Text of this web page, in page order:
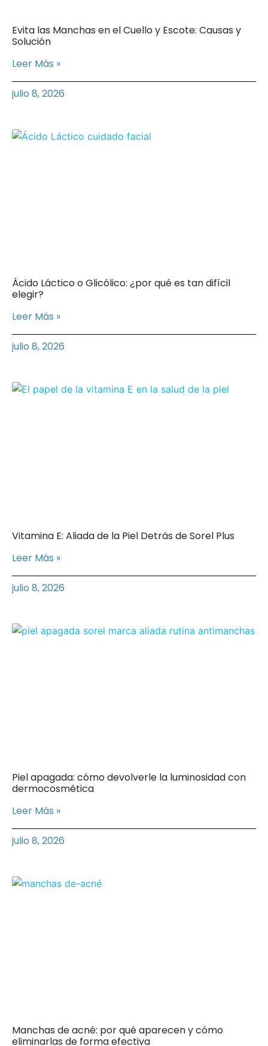
Evita las Manchas en el Cuello y Escote: Causas y
Solución
Leer Más »
julio 8, 2026
Ácido Láctico o Glicólico: ¿por qué es tan difícil
elegir?
Leer Más »
julio 8, 2026
Vitamina E: Aliada de la Piel Detrás de Sorel Plus
Leer Más »
julio 8, 2026
Piel apagada: cómo devolverle la luminosidad con
dermocosmética
Leer Más »
julio 8, 2026
Manchas de acné: por qué aparecen y cómo
eliminarlas de forma efectiva